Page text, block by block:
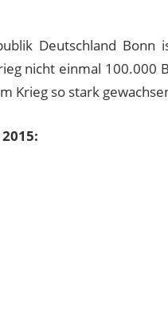
Deutschland Bonn
nicht einmal 100.000
Krieg so stark